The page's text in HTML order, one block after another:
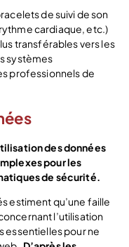
de suivi de son
cardiaque, etc.)
transférables vers les
systèmes
professionnels de
des données
pour les
de sécurité.
estiment qu’une faille
l’utilisation
essentielles pour ne